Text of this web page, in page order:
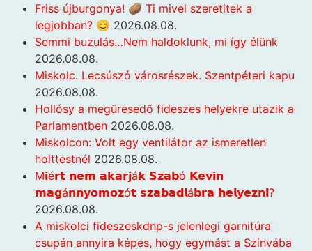
Friss újburgonya! 🥔 Ti mivel szeretitek a
legjobban? 😊 2026.08.08.
Semmi buzulás…Nem haldoklunk, mi így élünk
2026.08.08.
Miskolc. Lecsúszó városrészek. Szentpéteri kapu
2026.08.08.
Hollósy a megüresedő fideszes helyekre utazik a
Parlamentben 2026.08.08.
Miskolcon: Volt egy ventilátor az ismeretlen
holttestnél 2026.08.08.
M𝗶é𝗿𝘁 𝗻𝗲𝗺 𝗮𝗸𝗮𝗿𝗷á𝗸 𝗦𝘇𝗮𝗯ó 𝗞𝗲𝘃𝗶𝗻
𝗺𝗮𝗴á𝗻𝗻𝘆𝗼𝗺𝗼𝘇ó𝘁 𝘀𝘇𝗮𝗯𝗮𝗱𝗹á𝗯𝗿𝗮 𝗵𝗲𝗹𝘆𝗲𝘇𝗻𝗶?
2026.08.08.
A miskolci fideszeskdnp-s jelenlegi garnitúra
csupán annyira képes, hogy egymást a Szinvába